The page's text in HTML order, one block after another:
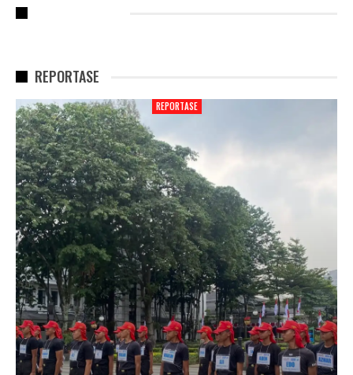
REPORTASE
REPORTASE